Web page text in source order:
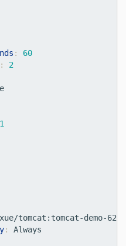
:
60
:
2
1
tomcat:tomcat-demo-
:
Always